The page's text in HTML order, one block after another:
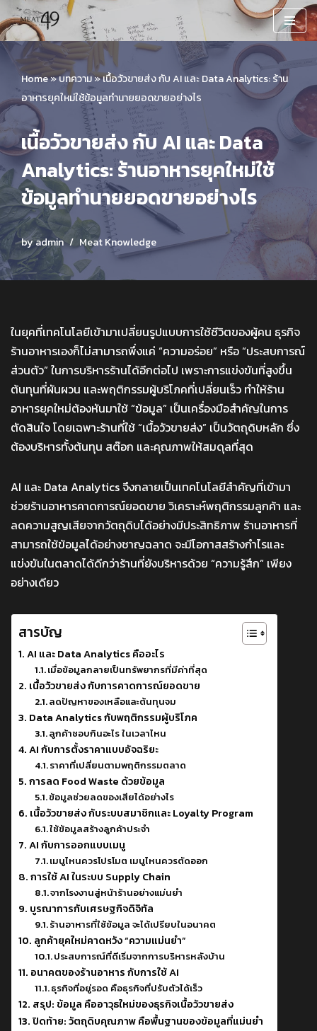
Skip
to
content
Home»บทความ»เนื้อวัวขายส่ง กับ AI และ Data Analytics: ร้าน
อาหารยุคใหม่ใช้ข้อมูลทำนายยอดขายอย่างไร
เนื้อวัวขายส่ง กับ AI และ Data
Analytics: ร้านอาหารยุคใหม่ใช้
ข้อมูลทำนายยอดขายอย่างไร
byadmin Meat Knowledge
ในยุคที่เทคโนโลยีเข้ามาเปลี่ยนรูปแบบการใช้ชีวิตของผู้คน ธุรกิจ
ร้านอาหารเองก็ไม่สามารถพึ่งแค่ “ความอร่อย” หรือ “ประสบการณ์
ส่วนตัว” ในการบริหารร้านได้อีกต่อไป เพราะการแข่งขันที่สูงขึ้น
ต้นทุนที่ผันผวน และพฤติกรรมผู้บริโภคที่เปลี่ยนเร็ว ทำให้ร้าน
อาหารยุคใหม่ต้องหันมาใช้ “ข้อมูล” เป็นเครื่องมือสำคัญในการ
ตัดสินใจ โดยเฉพาะร้านที่ใช้ “เนื้อวัวขายส่ง” เป็นวัตถุดิบหลัก ซึ่ง
ต้องบริหารทั้งต้นทุน สต๊อก และคุณภาพให้สมดุลที่สุด
AI และ Data Analytics จึงกลายเป็นเทคโนโลยีสำคัญที่เข้ามา
ช่วยร้านอาหารคาดการณ์ยอดขาย วิเคราะห์พฤติกรรมลูกค้า และ
ลดความสูญเสียจากวัตถุดิบได้อย่างมีประสิทธิภาพ ร้านอาหารที่
สามารถใช้ข้อมูลได้อย่างชาญฉลาด จะมีโอกาสสร้างกำไรและ
แข่งขันในตลาดได้ดีกว่าร้านที่ยังบริหารด้วย “ความรู้สึก” เพียง
อย่างเดียว
สารบัญ
AI และ Data Analytics คืออะไร
เมื่อข้อมูลกลายเป็นทรัพยากรที่มีค่าที่สุด
เนื้อวัวขายส่ง กับการคาดการณ์ยอดขาย
ลดปัญหาของเหลือและต้นทุนจม
Data Analytics กับพฤติกรรมผู้บริโภค
ลูกค้าชอบกินอะไร ในเวลาไหน
AI กับการตั้งราคาแบบอัจฉริยะ
ราคาที่เปลี่ยนตามพฤติกรรมตลาด
การลด Food Waste ด้วยข้อมูล
ข้อมูลช่วยลดของเสียได้อย่างไร
เนื้อวัวขายส่ง กับระบบสมาชิกและ Loyalty Program
ใช้ข้อมูลสร้างลูกค้าประจำ
AI กับการออกแบบเมนู
เมนูไหนควรโปรโมต เมนูไหนควรตัดออก
การใช้ AI ในระบบ Supply Chain
จากโรงงานสู่หน้าร้านอย่างแม่นยำ
บูรณาการกับเศรษฐกิจดิจิทัล
ร้านอาหารที่ใช้ข้อมูล จะได้เปรียบในอนาคต
ลูกค้ายุคใหม่คาดหวัง “ความแม่นยำ”
ประสบการณ์ที่ดีเริ่มจากการบริหารหลังบ้าน
อนาคตของร้านอาหาร กับการใช้ AI
ธุรกิจที่อยู่รอด คือธุรกิจที่ปรับตัวได้เร็ว
สรุป: ข้อมูล คืออาวุธใหม่ของธุรกิจเนื้อวัวขายส่ง
ปิดท้าย: วัตถุดิบคุณภาพ คือพื้นฐานของข้อมูลที่แม่นยำ